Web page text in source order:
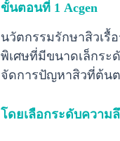
ขั้นตอนที่ 1 Acgen
นวัตกรรมรักษาสิวเรื้
พิเศษที่มีขนาดเล็กระ
จัดการปัญหาสิวที่ต้น
โดยเลือกระดับความ